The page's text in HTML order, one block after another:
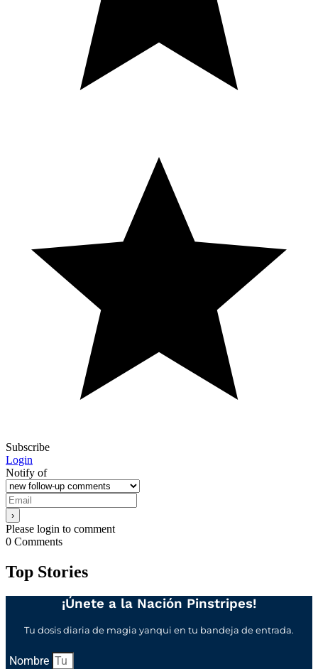
Subscribe
Login
Notify of
Please login to comment
0 Comments
Top Stories
¡Únete a la Nación Pinstripes!
Tu dosis diaria de magia yanqui en tu bandeja de entrada.
Nombre